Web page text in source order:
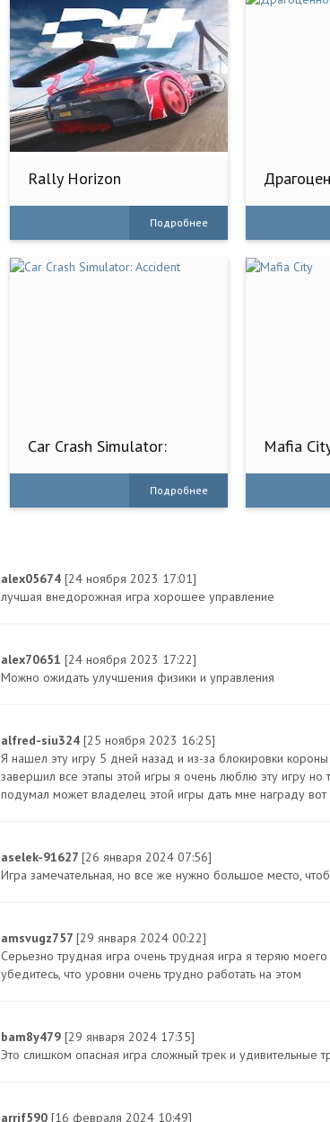
Rally Horizon
Подробнее
Car Crash Simulator:
Подробнее
Mafia
alex05674 [24 ноября 2023 17:01]
лучшая внедорожная игра хорошее управление
alex70651 [24 ноября 2023 17:22]
Можно ожидать улучшения физики и управления
alfred-siu324 [25 ноября 2023 16:25]
Я нашел эту игру 5 дней назад и из-за блокировки
завершил все этапы этой игры я очень люблю эту игру
подумал может владелец этой игры дать мне награду
aselek-91627 [26 января 2024 07:56]
Игра замечательная, но все же нужно большое место,
amsvugz757 [29 января 2024 00:22]
Серьезно трудная игра очень трудная игра я теряю
убедитесь, что уровни очень трудно работать на этом
bam8y479 [29 января 2024 17:35]
Это слишком опасная игра сложный трек и удивительные
arrif590 [16 февраля 2024 10:49]